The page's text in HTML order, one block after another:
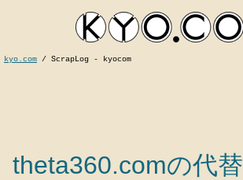
kyo.com / ScrapLog - kyocom
theta360.comの代